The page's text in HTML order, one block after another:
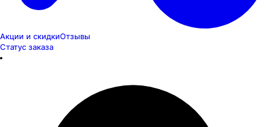
Акции и скидкиОтзывы
Статус заказа